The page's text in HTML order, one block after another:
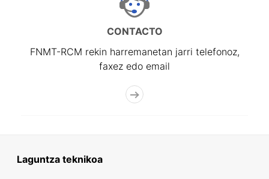
CONTACTO
FNMT-RCM rekin harremanetan jarri telefonoz,
faxez edo email
Laguntza teknikoa